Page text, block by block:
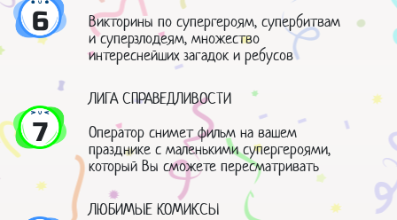
6
Викторины по супергероям, супербитвам
и суперзлодеям, множество
интереснейших загадок и ребусов
7
ЛИГА СПРАВЕДЛИВОСТИ
Оператор снимет фильм на вашем
празднике с маленькими супергероями,
который Вы сможете пересматривать
ЛЮБИМЫЕ КОМИКСЫ